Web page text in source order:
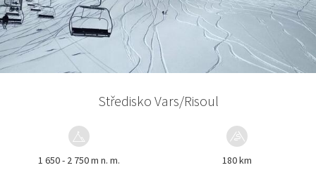
Středisko Vars/Risoul
1 650 - 2 750 m n. m. 180 km